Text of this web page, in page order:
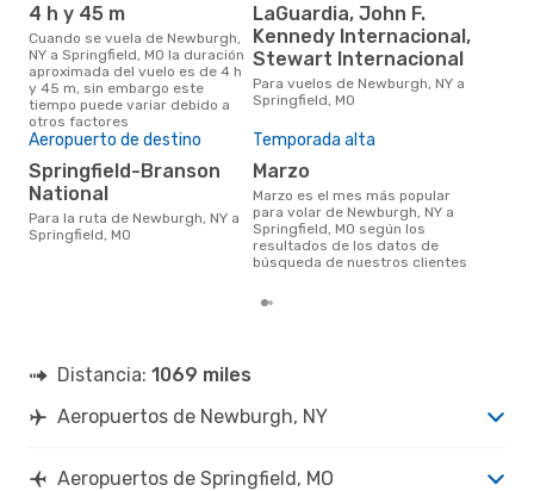
4 h y 45 m
Cuando se vuela de Newburgh,
NY a Springfield, MO la duración
aproximada del vuelo es de 4 h
y 45 m, sin embargo este
tiempo puede variar debido a
otros factores
LaGuardia, John F.
Kennedy Internacional,
Stewart Internacional
Para vuelos de Newburgh, NY a
Springfield, MO
Aeropuerto de destino
Springfield-Branson
National
Para la ruta de Newburgh, NY a
Springfield, MO
Temporada alta
marzo
marzo es el mes más popular
para volar de Newburgh, NY a
Springfield, MO según los
resultados de los datos de
búsqueda de nuestros clientes
Distancia: 1069 miles
Aeropuertos de Newburgh, NY
Aeropuertos de Springfield, MO